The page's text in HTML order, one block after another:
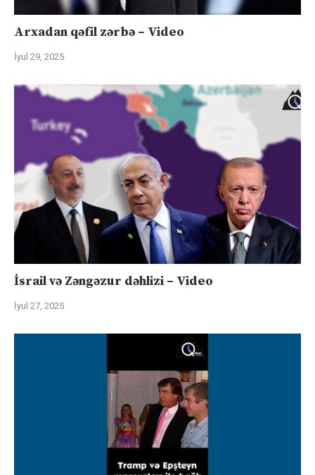
Arxadan qəfil zərbə – Video
İyul 29, 2025
İsrail və Zəngəzur dəhlizi – Video
İyul 27, 2025